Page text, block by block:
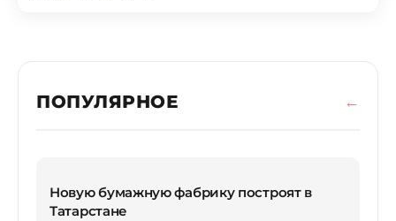
ПОПУЛЯРНОЕ
Новую бумажную фабрику построят в
Татарстане